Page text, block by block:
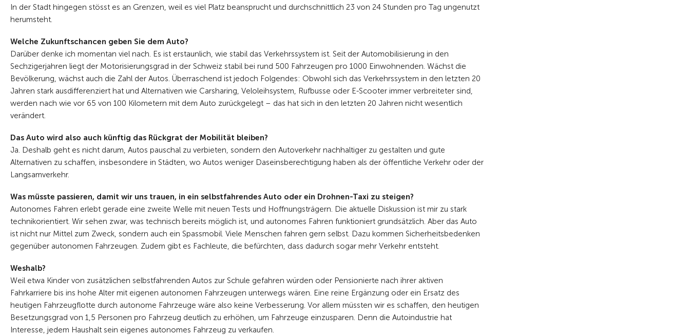
In der Stadt hingegen stösst es an Grenzen, weil es viel Platz beansprucht und durchschnittlich 23 von 24 Stunden pro Tag ungenutzt
herumsteht.
Welche Zukunftschancen geben Sie dem Auto?
Darüber denke ich momentan viel nach. Es ist erstaunlich, wie stabil das Verkehrssystem ist. Seit der Automobilisierung in den
Sechzigerjahren liegt der Motorisierungsgrad in der Schweiz stabil bei rund 500 Fahrzeugen pro 1000 Einwohnenden. Wächst die
Bevölkerung, wächst auch die Zahl der Autos. Überraschend ist jedoch Folgendes: Obwohl sich das Verkehrssystem in den letzten 20
Jahren stark ausdifferenziert hat und Alternativen wie Carsharing, Veloleihsystem, Rufbusse oder E-Scooter immer verbreiteter sind,
werden nach wie vor 65 von 100 Kilometern mit dem Auto zurückgelegt – das hat sich in den letzten 20 Jahren nicht wesentlich
verändert.
Das Auto wird also auch künftig das Rückgrat der Mobilität bleiben?
Ja. Deshalb geht es nicht darum, Autos pauschal zu verbieten, sondern den Autoverkehr nachhaltiger zu gestalten und gute
Alternativen zu schaffen, insbesondere in Städten, wo Autos weniger Daseinsberechtigung haben als der öffentliche Verkehr oder der
Langsamverkehr.
Was müsste passieren, damit wir uns trauen, in ein selbstfahrendes Auto oder ein Drohnen-Taxi zu steigen?
Autonomes Fahren erlebt gerade eine zweite Welle mit neuen Tests und Hoffnungsträgern. Die aktuelle Diskussion ist mir zu stark
technikorientiert. Wir sehen zwar, was technisch bereits möglich ist, und autonomes Fahren funktioniert grundsätzlich. Aber das Auto
ist nicht nur Mittel zum Zweck, sondern auch ein Spassmobil. Viele Menschen fahren gern selbst. Dazu kommen Sicherheitsbedenken
gegenüber autonomen Fahrzeugen. Zudem gibt es Fachleute, die befürchten, dass dadurch sogar mehr Verkehr entsteht.
Weshalb?
Weil etwa Kinder von zusätzlichen selbstfahrenden Autos zur Schule gefahren würden oder Pensionierte nach ihrer aktiven
Fahrkarriere bis ins hohe Alter mit eigenen autonomen Fahrzeugen unterwegs wären. Eine reine Ergänzung oder ein Ersatz des
heutigen Fahrzeugflotte durch autonome Fahrzeuge wäre also keine Verbesserung. Vor allem müssten wir es schaffen, den heutigen
Besetzungsgrad von 1,5 Personen pro Fahrzeug deutlich zu erhöhen, um Fahrzeuge einzusparen. Denn die Autoindustrie hat
Interesse, jedem Haushalt sein eigenes autonomes Fahrzeug zu verkaufen.